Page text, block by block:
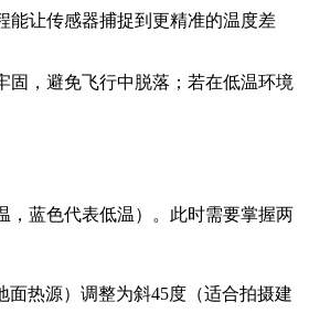
能让传感器捕捉到更精准的温度差
固，避免飞行中脱落；若在低温环境
，蓝色代表低温）。此时需要掌握两
面热源）调整为斜45度（适合拍摄建